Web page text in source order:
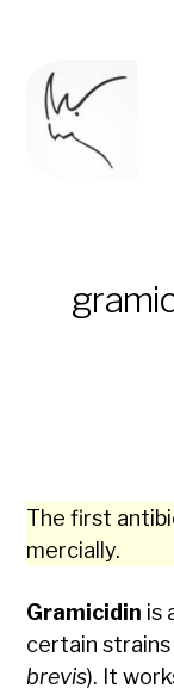
The first
mer­cial­ly.
Gram­i­cidin is
cer­tain
bre­vis). It